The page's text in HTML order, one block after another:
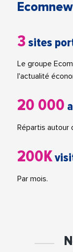
3 sites
Le groupe
l'actualité
20 000
Répartis autour
200K
Par mois.